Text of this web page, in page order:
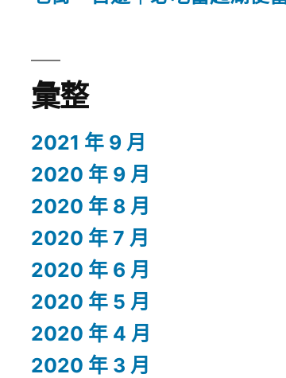
彙整
2021 年 9 月
2020 年 9 月
2020 年 8 月
2020 年 7 月
2020 年 6 月
2020 年 5 月
2020 年 4 月
2020 年 3 月